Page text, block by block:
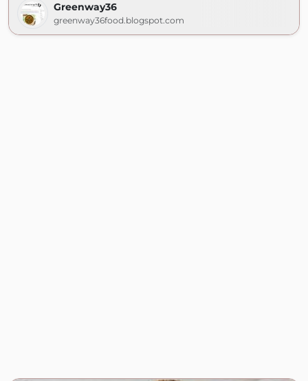
Greenway36
greenway36food.blogspot.com